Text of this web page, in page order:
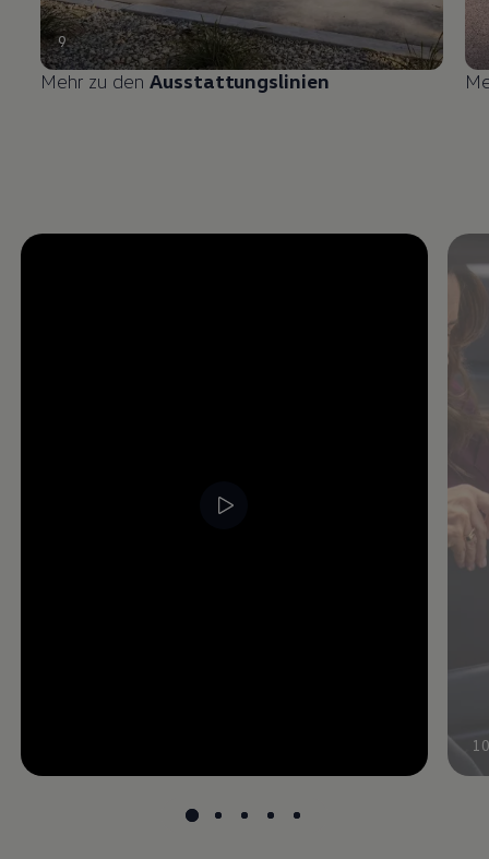
9
Mehr zu den Ausstattungslinien
Enable fullscreen mode
10